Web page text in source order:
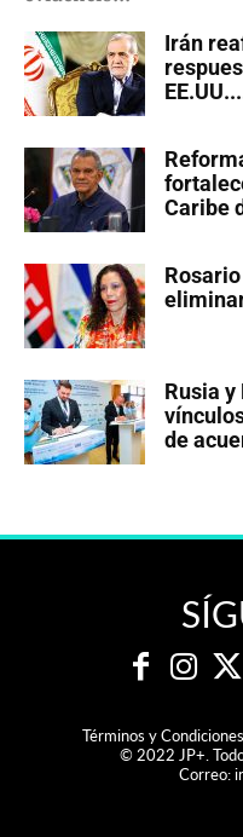
Irán
Caribe
Rusia
de
Términos y
© 2022 JP+.
Correo: